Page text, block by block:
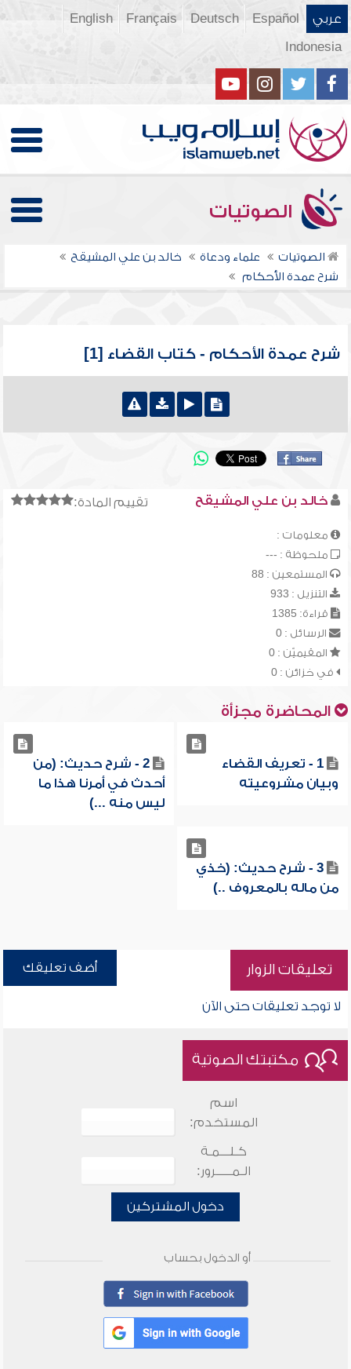
عربي Español
Deutsch
Français
English
Indonesia
الصوتيات
الصوتيات علماء ودعاة
خالد بن علي المشيقح
شرح عمدة الأحكام
شرح عمدة الأحكام - كتاب القضاء [1]
تقييم المادة: خالد بن علي المشيقح
معلومات :
ملحوظة : ---
المستمعين : 88
التنزيل : 933
قراءة: 1385
الرسائل : 0
المقيميّن : 0
في خزائن : 0
المحاضرة مجزأة
1 - تعريف القضاء
وبيان مشروعيته
2 - شرح حديث: (من
أحدث في أمرنا هذا ما
ليس منه ...)
3 - شرح حديث: (خذي
من ماله بالمعروف ..)
تعليقات الزوار أضف تعليقك
لا توجد تعليقات حتى الآن
مكتبتك الصوتية
اسم
المستخدم:
كـلـــمـة
الـمـــــرور:
دخول المشتركين
أو الدخول بحساب